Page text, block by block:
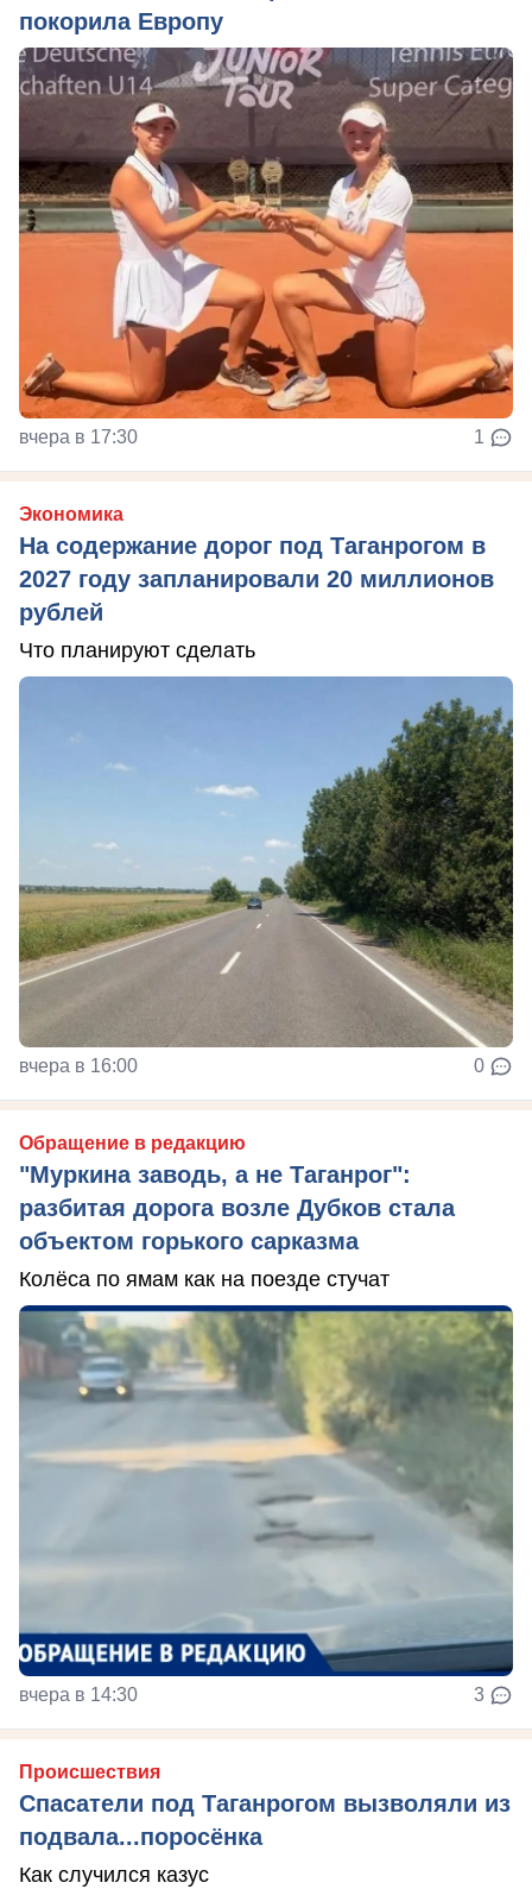
покорила Европу
вчера в 17:30 1
Экономика
На содержание дорог под Таганрогом в
2027 году запланировали 20 миллионов
рублей
Что планируют сделать
вчера в 16:00 0
Обращение в редакцию
"Муркина заводь, а не Таганрог":
разбитая дорога возле Дубков стала
объектом горького сарказма
Колёса по ямам как на поезде стучат
вчера в 14:30 3
Происшествия
Спасатели под Таганрогом вызволяли из
подвала...поросёнка
Как случился казус